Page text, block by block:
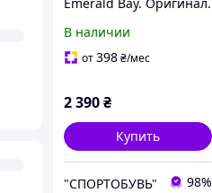
В наличии
от398₴/мес
2 390₴
Купить
"СПОРТОБУВЬ" 98%